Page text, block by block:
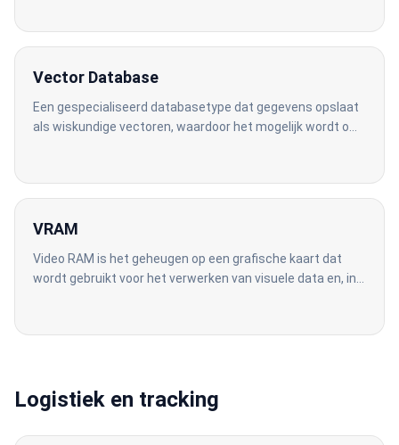
Vector Database
Een gespecialiseerd databasetype dat gegevens opslaat
als wiskundige vectoren, waardoor het mogelijk wordt om
VRAM
Video RAM is het geheugen op een grafische kaart dat
wordt gebruikt voor het verwerken van visuele data en, in
Logistiek en tracking